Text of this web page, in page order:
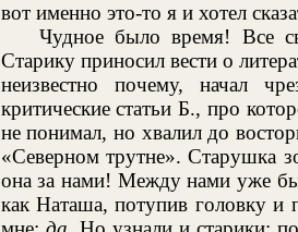
вот именно это-то я и хотел
Чудное было время! Все
Старику приносил вести о
неизвестно почему, начал
критические статьи Б., про
не понимал, но хвалил до
«Северном трутне». Старушка
она за нами! Между нами уже
как Наташа, потупив головку и